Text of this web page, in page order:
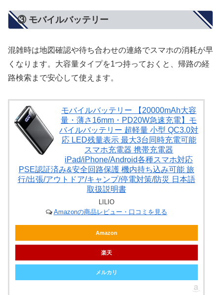
③ モバイルバッテリー
混雑時は地図確認や待ち合わせの連絡でスマホの消耗が早
くなります。大容量タイプを1つ持っておくと、帰路の経
路検索まで安心して使えます。
モバイルバッテリー 【20000mAh大容
量・薄さ16mm・PD20W急速充電】モ
バイルバッテリー 超軽量 小型 QC3.0対
応 LED残量表示 最大3台同時充電可能
スマホ充電器 携帯充電器
iPad/iPhone/Android各種スマホ対応
PSE認証済み&安全回路保護 機内持ち込み可能 旅
行/出張/アウトドア/キャンプ/停電対策/防災 日本語
取扱説明書
LILIO
Amazonの商品レビュー・口コミを見る
Amazon
楽天
メルカリ